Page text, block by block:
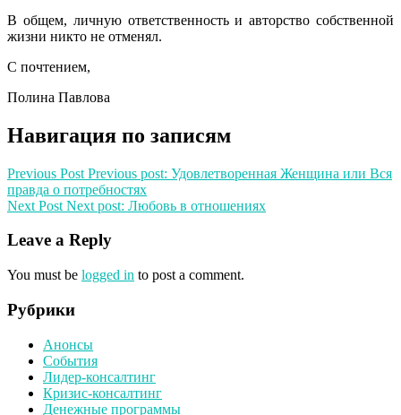
В общем, личную ответственность и авторство собственной
жизни никто не отменял.
С почтением,
Полина Павлова
Навигация по записям
Previous Post Previous post: Удовлетворенная Женщина или Вся
правда о потребностях
Next Post Next post: Любовь в отношениях
Leave a Reply
You must be logged in to post a comment.
Рубрики
Анонсы
События
Лидер-консалтинг
Кризис-консалтинг
Денежные программы